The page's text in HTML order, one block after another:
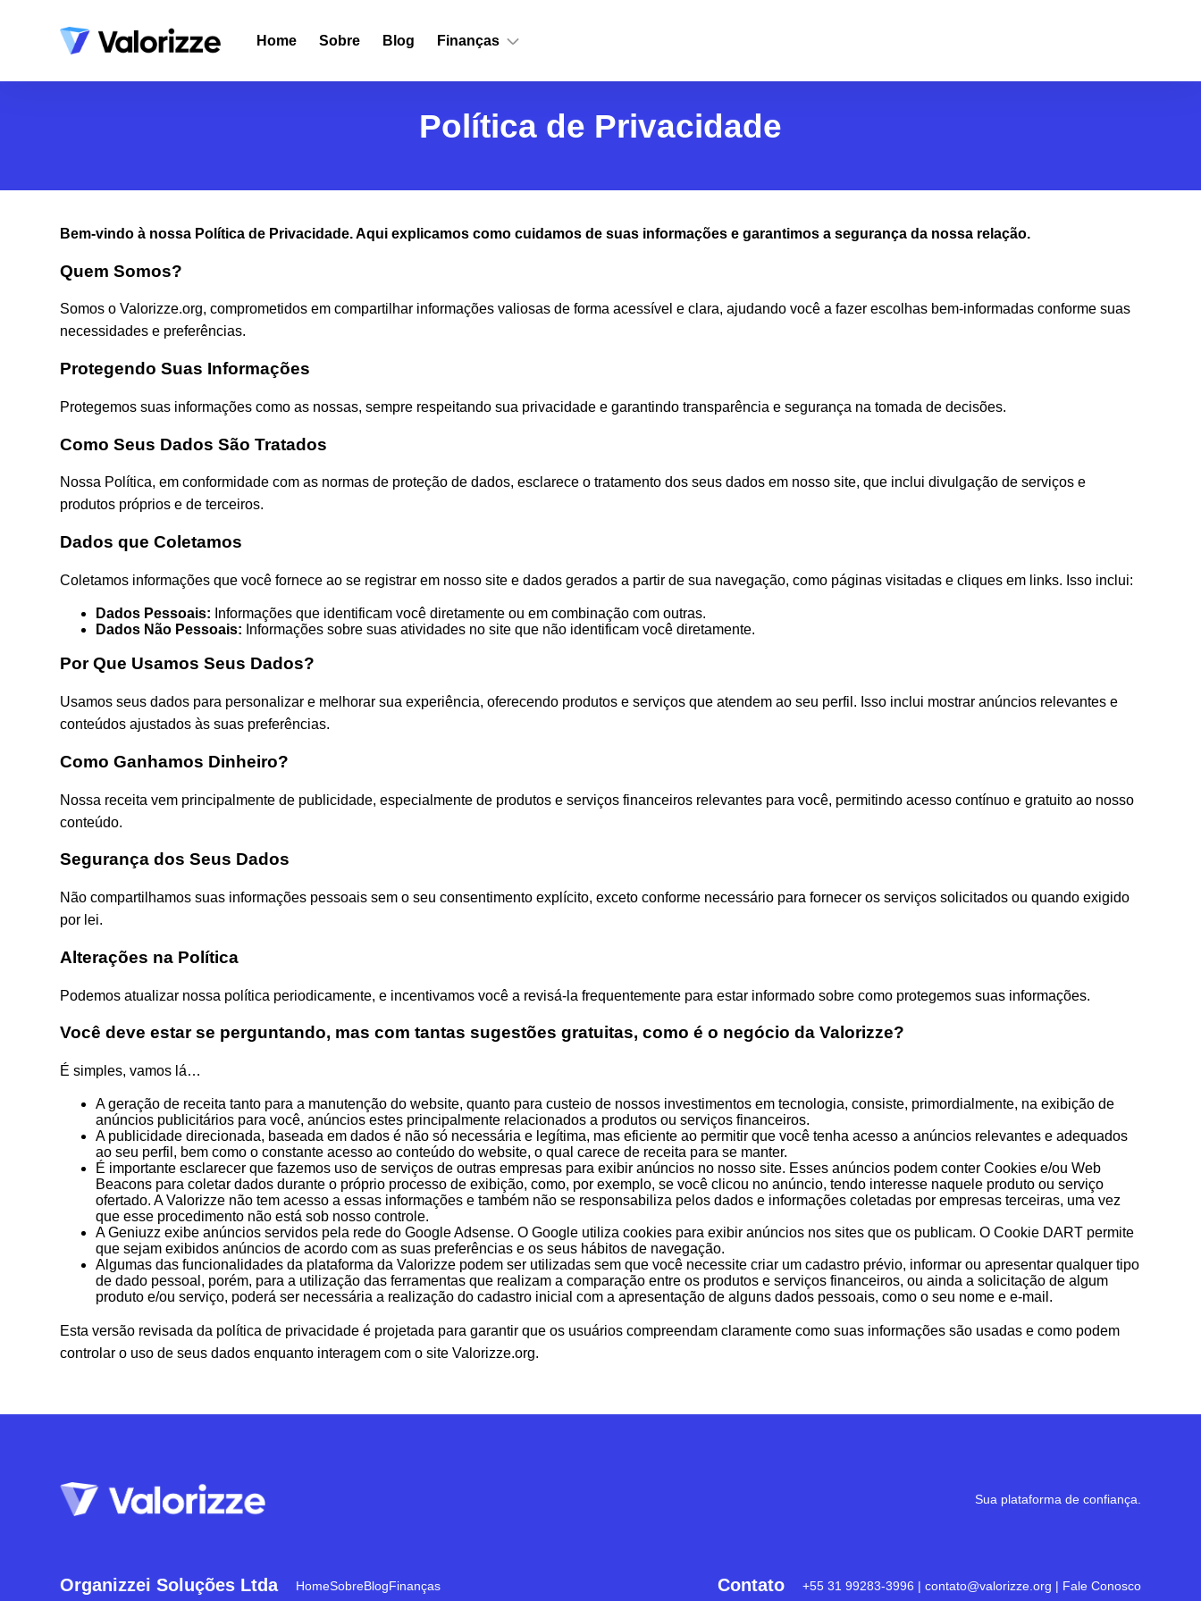
Home Sobre Blog Finanças
Política de Privacidade
Bem-vindo à nossa Política de Privacidade. Aqui explicamos como cuidamos de suas informações e garantimos a segurança da nossa relação.
Quem Somos?
Somos o Valorizze.org, comprometidos em compartilhar informações valiosas de forma acessível e clara, ajudando você a fazer escolhas bem-informadas conforme suas
necessidades e preferências.
Protegendo Suas Informações
Protegemos suas informações como as nossas, sempre respeitando sua privacidade e garantindo transparência e segurança na tomada de decisões.
Como Seus Dados São Tratados
Nossa Política, em conformidade com as normas de proteção de dados, esclarece o tratamento dos seus dados em nosso site, que inclui divulgação de serviços e
produtos próprios e de terceiros.
Dados que Coletamos
Coletamos informações que você fornece ao se registrar em nosso site e dados gerados a partir de sua navegação, como páginas visitadas e cliques em links. Isso inclui:
Dados Pessoais: Informações que identificam você diretamente ou em combinação com outras.
Dados Não Pessoais: Informações sobre suas atividades no site que não identificam você diretamente.
Por Que Usamos Seus Dados?
Usamos seus dados para personalizar e melhorar sua experiência, oferecendo produtos e serviços que atendem ao seu perfil. Isso inclui mostrar anúncios relevantes e
conteúdos ajustados às suas preferências.
Como Ganhamos Dinheiro?
Nossa receita vem principalmente de publicidade, especialmente de produtos e serviços financeiros relevantes para você, permitindo acesso contínuo e gratuito ao nosso
conteúdo.
Segurança dos Seus Dados
Não compartilhamos suas informações pessoais sem o seu consentimento explícito, exceto conforme necessário para fornecer os serviços solicitados ou quando exigido
por lei.
Alterações na Política
Podemos atualizar nossa política periodicamente, e incentivamos você a revisá-la frequentemente para estar informado sobre como protegemos suas informações.
Você deve estar se perguntando, mas com tantas sugestões gratuitas, como é o negócio da Valorizze?
É simples, vamos lá…
A geração de receita tanto para a manutenção do website, quanto para custeio de nossos investimentos em tecnologia, consiste, primordialmente, na exibição de
anúncios publicitários para você, anúncios estes principalmente relacionados a produtos ou serviços financeiros.
A publicidade direcionada, baseada em dados é não só necessária e legítima, mas eficiente ao permitir que você tenha acesso a anúncios relevantes e adequados
ao seu perfil, bem como o constante acesso ao conteúdo do website, o qual carece de receita para se manter.
É importante esclarecer que fazemos uso de serviços de outras empresas para exibir anúncios no nosso site. Esses anúncios podem conter Cookies e/ou Web
Beacons para coletar dados durante o próprio processo de exibição, como, por exemplo, se você clicou no anúncio, tendo interesse naquele produto ou serviço
ofertado. A Valorizze não tem acesso a essas informações e também não se responsabiliza pelos dados e informações coletadas por empresas terceiras, uma vez
que esse procedimento não está sob nosso controle.
A Geniuzz exibe anúncios servidos pela rede do Google Adsense. O Google utiliza cookies para exibir anúncios nos sites que os publicam. O Cookie DART permite
que sejam exibidos anúncios de acordo com as suas preferências e os seus hábitos de navegação.
Algumas das funcionalidades da plataforma da Valorizze podem ser utilizadas sem que você necessite criar um cadastro prévio, informar ou apresentar qualquer tipo
de dado pessoal, porém, para a utilização das ferramentas que realizam a comparação entre os produtos e serviços financeiros, ou ainda a solicitação de algum
produto e/ou serviço, poderá ser necessária a realização do cadastro inicial com a apresentação de alguns dados pessoais, como o seu nome e e-mail.
Esta versão revisada da política de privacidade é projetada para garantir que os usuários compreendam claramente como suas informações são usadas e como podem
controlar o uso de seus dados enquanto interagem com o site Valorizze.org.
Sua plataforma de confiança.
Organizzei Soluções Ltda HomeSobreBlogFinanças Contato +55 31 99283-3996 | contato@valorizze.org | Fale Conosco